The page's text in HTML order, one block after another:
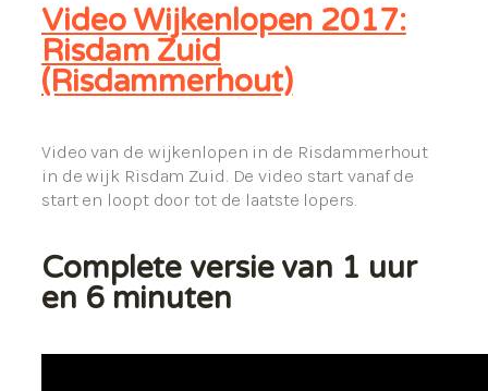
Video Wijkenlopen 2017:
Risdam Zuid
(Risdammerhout)
Video van de wijkenlopen in de Risdammerhout
in de wijk Risdam Zuid. De video start vanaf de
start en loopt door tot de laatste lopers.
Complete versie van 1 uur
en 6 minuten